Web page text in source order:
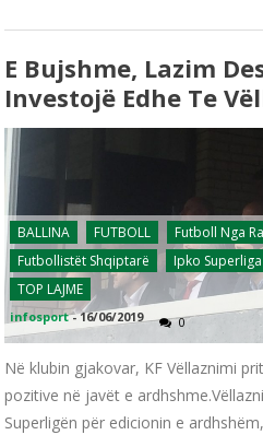
E Bujshme, Lazim
Investojë Edhe Te
BALLINA FUTBOLL Futboll Nga
Futbollistët Shqiptarë
Ipko Superliga
TOP LAJME
infosport -16/06/2019 0
Në klubin gjakovar, KF Vëllaznimi
pozitive në javët e
Superligën për edicionin e